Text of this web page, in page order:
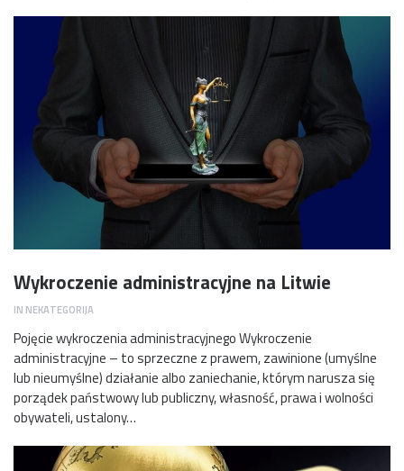
Wykroczenie administracyjne na Litwie
IN NEKATEGORIJA
Pojęcie wykroczenia administracyjnego Wykroczenie
administracyjne – to sprzeczne z prawem, zawinione (umyślne
lub nieumyślne) działanie albo zaniechanie, którym narusza się
porządek państwowy lub publiczny, własność, prawa i wolności
obywateli, ustalony…